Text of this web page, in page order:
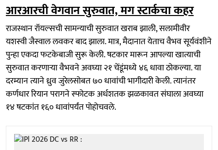
आरआरची वेगवान सुरुवात, मग स्टार्कचा कहर
राजस्थान रॉयल्सची सामन्याची सुरुवात खराब झाली, सलामीवीर
यशस्वी जैस्वाल लवकर बाद झाला. मात्र, मैदानात येताच वैभव सूर्यवंशीने
पुन्हा एकदा फटकेबाजी सुरू केली. षटकार मारून आपल्या खात्याची
सुरुवात करणाऱ्या वैभवने अवघ्या २१ चेंडूंमध्ये ४६ धावा ठोकल्या. या
दरम्यान त्याने ध्रुव जुरेलसोबत ७० धावांची भागीदारी केली. त्यानंतर
कर्णधार रियान परागने स्फोटक अर्धशतक झळकावत संघाला अवघ्या
१४ षटकांत १६० धावांपर्यंत पोहोचवले.